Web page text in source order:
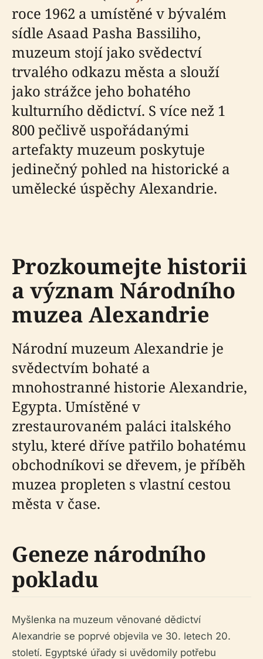
roce 1962 a umístěné v bývalém
sídle Asaad Pasha Bassiliho,
muzeum stojí jako svědectví
trvalého odkazu města a slouží
jako strážce jeho bohatého
kulturního dědictví. S více než 1
800 pečlivě uspořádanými
artefakty muzeum poskytuje
jedinečný pohled na historické a
umělecké úspěchy Alexandrie.
Prozkoumejte historii
a význam Národního
muzea Alexandrie
Národní muzeum Alexandrie je
svědectvím bohaté a
mnohostranné historie Alexandrie,
Egypta. Umístěné v
zrestaurovaném paláci italského
stylu, které dříve patřilo bohatému
obchodníkovi se dřevem, je příběh
muzea propleten s vlastní cestou
města v čase.
Geneze národního
pokladu
Myšlenka na muzeum věnované dědictví
Alexandrie se poprvé objevila ve 30. letech 20.
století. Egyptské úřady si uvědomily potřebu